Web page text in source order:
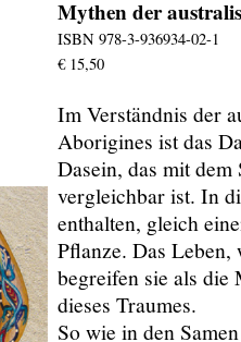
Mythen der
ISBN 978-3-936934-02-1
€ 15,50
Im Verständnis der
Aborigines ist das
Dasein, das mit dem
vergleichbar ist. In
enthalten, gleich
Pflanze. Das Leben,
begreifen sie als die
dieses Traumes.
So wie in den